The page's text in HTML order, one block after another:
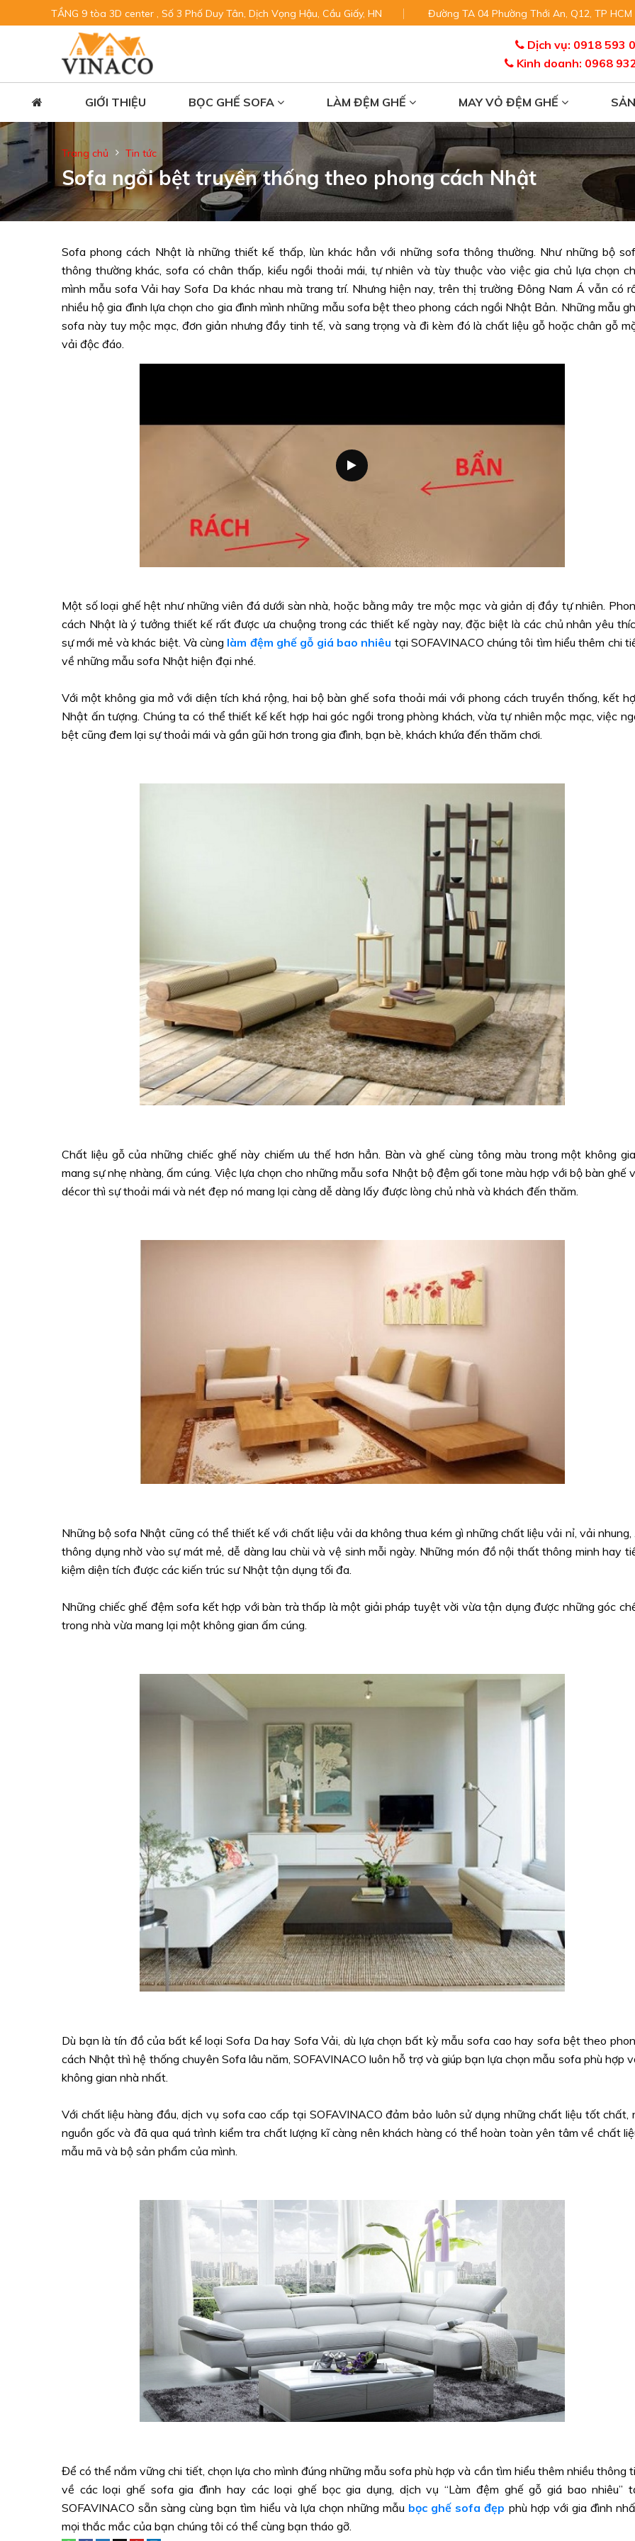
TẦNG 9 tòa 3D center , Số 3 Phố Duy Tân, Dịch Vọng Hậu, Cầu Giấy, HN Đường TA 04 Phường Thới An, Q12, TP HCM
Dịch vụ: 0918 593
Kinh doanh: 0968
GIỚI THIỆU BỌC GHẾ SOFA LÀM ĐỆM GHẾ MAY VỎ ĐỆM GHẾ
Trang chủ Tin tức
Sofa ngồi bệt truyền thống theo phong cách Nhật
Sofa phong cách Nhật là những thiết kế thấp, lùn khác hẳn với những sofa thông thường. Như những bộ
thông thường khác, sofa có chân thấp, kiểu ngồi thoải mái, tự nhiên và tùy thuộc vào việc gia chủ lựa chọn
mình mẫu sofa Vải hay Sofa Da khác nhau mà trang trí. Nhưng hiện nay, trên thị trường Đông Nam Á vẫn có
nhiều hộ gia đình lựa chọn cho gia đình mình những mẫu sofa bệt theo phong cách ngồi Nhật Bản. Những mẫu
sofa này tuy mộc mạc, đơn giản nhưng đầy tinh tế, và sang trọng và đi kèm đó là chất liệu gỗ hoặc chân gỗ
vải độc đáo.
Một số loại ghế hệt như những viên đá dưới sàn nhà, hoặc bằng mây tre mộc mạc và giản dị đầy tự nhiên.
cách Nhật là ý tưởng thiết kế rất được ưa chuộng trong các thiết kế ngày nay, đặc biệt là các chủ nhân yêu
sự mới mẻ và khác biệt. Và cùng làm đệm ghế gỗ giá bao nhiêu tại SOFAVINACO chúng tôi tìm hiểu thêm chi
về những mẫu sofa Nhật hiện đại nhé.
Với một không gia mở với diện tích khá rộng, hai bộ bàn ghế sofa thoải mái với phong cách truyền thống, kết
Nhật ấn tượng. Chúng ta có thể thiết kế kết hợp hai góc ngồi trong phòng khách, vừa tự nhiên mộc mạc, việc
bệt cũng đem lại sự thoải mái và gần gũi hơn trong gia đình, bạn bè, khách khứa đến thăm chơi.
Chất liệu gỗ của những chiếc ghế này chiếm ưu thế hơn hẳn. Bàn và ghế cùng tông màu trong một không
mang sự nhẹ nhàng, ấm cúng. Việc lựa chọn cho những mẫu sofa Nhật bộ đệm gối tone màu hợp với bộ bàn ghế
décor thì sự thoải mái và nét đẹp nó mang lại càng dễ dàng lấy được lòng chủ nhà và khách đến thăm.
Những bộ sofa Nhật cũng có thể thiết kế với chất liệu vải da không thua kém gì những chất liệu vải nỉ, vải nhung,
thông dụng nhờ vào sự mát mẻ, dễ dàng lau chùi và vệ sinh mỗi ngày. Những món đồ nội thất thông minh hay
kiệm diện tích được các kiến trúc sư Nhật tận dụng tối đa.
Những chiếc ghế đệm sofa kết hợp với bàn trà thấp là một giải pháp tuyệt vời vừa tận dụng được những góc
trong nhà vừa mang lại một không gian ấm cúng.
Dù bạn là tín đồ của bất kể loại Sofa Da hay Sofa Vải, dù lựa chọn bất kỳ mẫu sofa cao hay sofa bệt theo
cách Nhật thì hệ thống chuyên Sofa lâu năm, SOFAVINACO luôn hỗ trợ và giúp bạn lựa chọn mẫu sofa phù hợp
không gian nhà nhất.
Với chất liệu hàng đầu, dịch vụ sofa cao cấp tại SOFAVINACO đảm bảo luôn sử dụng những chất liệu tốt chất,
nguồn gốc và đã qua quá trình kiểm tra chất lượng kĩ càng nên khách hàng có thể hoàn toàn yên tâm về chất
mẫu mã và bộ sản phẩm của mình.
Để có thể nắm vững chi tiết, chọn lựa cho mình đúng những mẫu sofa phù hợp và cần tìm hiểu thêm nhiều thông
về các loại ghế sofa gia đình hay các loại ghế bọc gia dụng, dịch vụ “Làm đệm ghế gỗ giá bao nhiêu”
SOFAVINACO sẵn sàng cùng bạn tìm hiểu và lựa chọn những mẫu bọc ghế sofa đẹp phù hợp với gia đình
mọi thắc mắc của bạn chúng tôi có thể cùng bạn tháo gỡ.